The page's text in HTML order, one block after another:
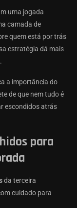
uma jogada
camada de
quem está por trás
estratégia dá mais
a importância do
de que nem tudo é
escondidos atrás
para
da terceira
cuidado para